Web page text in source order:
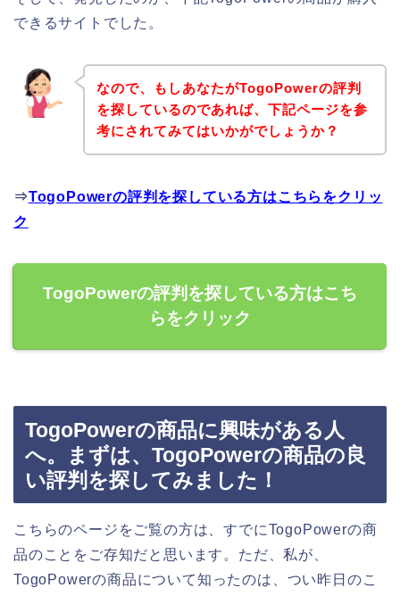
できるサイトでした。
なので、もしあなたがTogoPowerの評判
を探しているのであれば、下記ページを参
考にされてみてはいかがでしょうか？
⇒TogoPowerの評判を探している方はこちらをクリッ
ク
TogoPowerの評判を探している方はこち
らをクリック
TogoPowerの商品に興味がある人
へ。まずは、TogoPowerの商品の良
い評判を探してみました！
こちらのページをご覧の方は、すでにTogoPowerの商
品のことをご存知だと思います。ただ、私が、
TogoPowerの商品について知ったのは、つい昨日のこ